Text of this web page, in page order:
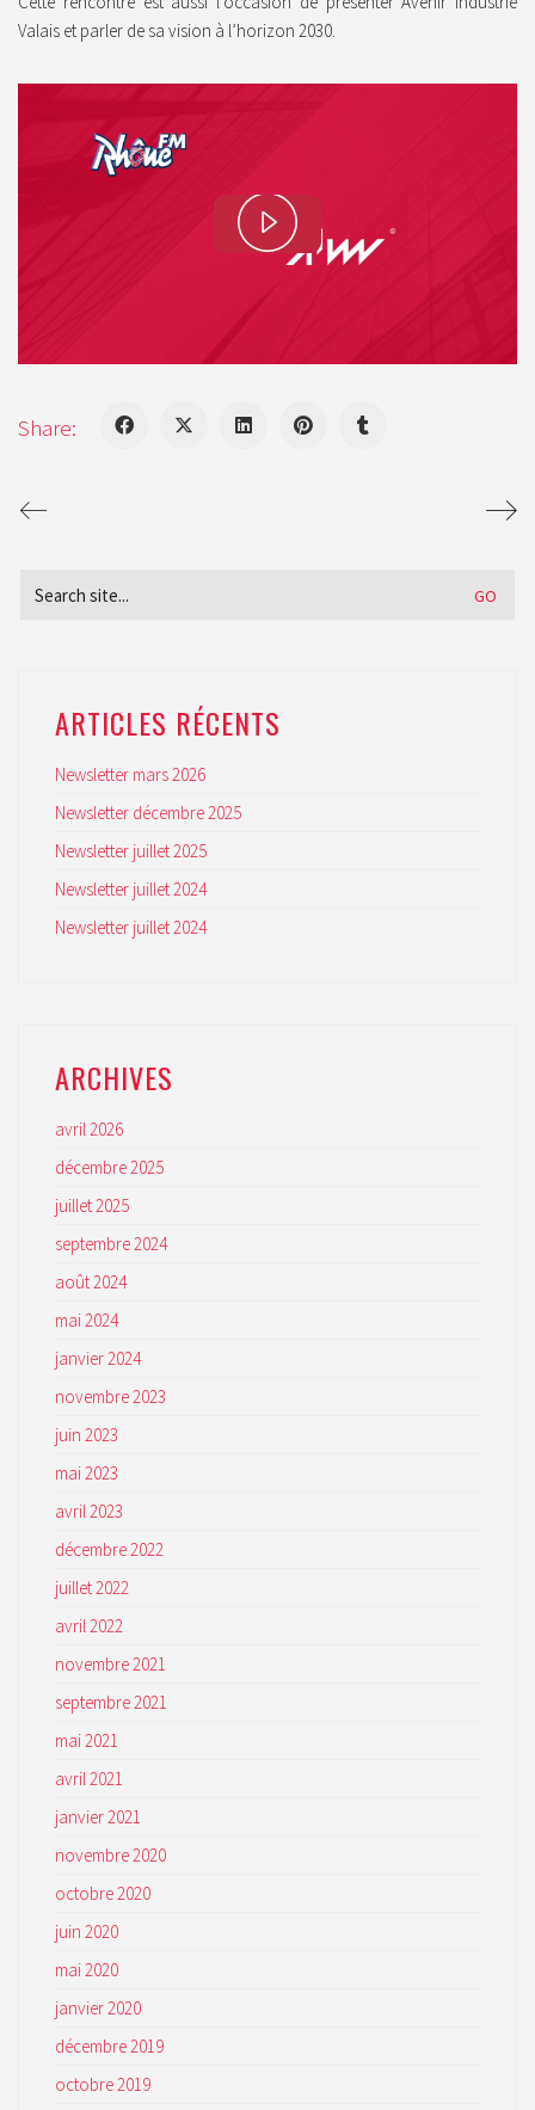
Valais et parler de sa vision à l’horizon 2030.
P
a
Share:
for:
ARTICLES RÉCENTS
Newsletter mars 2026
Newsletter décembre 2025
Newsletter juillet 2025
Newsletter juillet 2024
Newsletter juillet 2024
ARCHIVES
avril 2026
décembre 2025
juillet 2025
septembre 2024
août 2024
mai 2024
janvier 2024
novembre 2023
juin 2023
mai 2023
avril 2023
décembre 2022
juillet 2022
avril 2022
novembre 2021
septembre 2021
mai 2021
avril 2021
janvier 2021
novembre 2020
octobre 2020
juin 2020
mai 2020
janvier 2020
décembre 2019
octobre 2019